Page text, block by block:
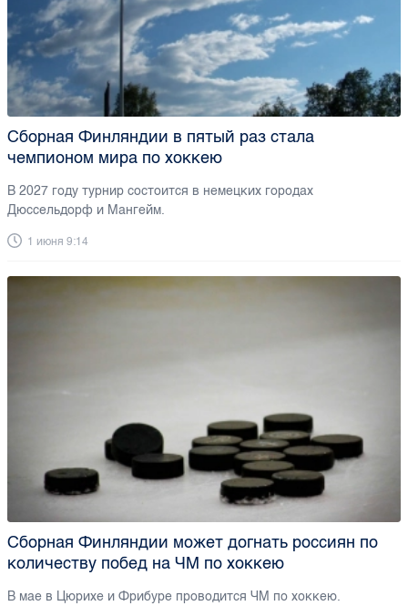
Сборная Финляндии в пятый раз стала
чемпионом мира по хоккею
В 2027 году турнир состоится в немецких городах
Дюссельдорф и Мангейм.
1 июня 9:14
Сборная Финляндии может догнать россиян по
количеству побед на ЧМ по хоккею
В мае в Цюрихе и Фрибуре проводится ЧМ по хоккею.